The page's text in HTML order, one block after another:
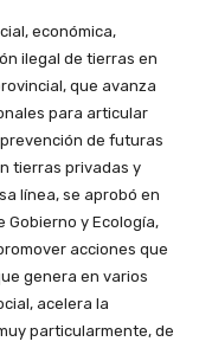
económica,
ilegal de tierras en
que avanza
para articular
de futuras
tierras privadas y
línea, se aprobó en
Gobierno y Ecología,
acciones que
genera en varios
acelera la
particularmente, de